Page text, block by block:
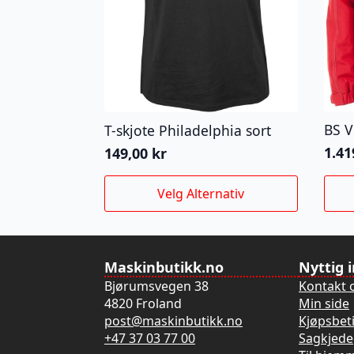
T-skjote Philadelphia sort
149,00 kr
Velg Alternativ
Dette
produktet
flere
Alternativene
kan
velges
på
produktsiden
BS
flere
kan
på
Maskinbutikk.no
Bjørumsvegen 38
4820 Froland
post@maskinbutikk.no
+47 37 03 77 00
Nyttig
Kontakt
Min side